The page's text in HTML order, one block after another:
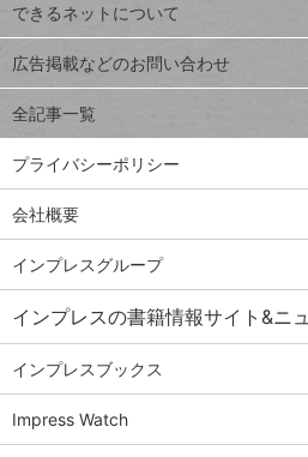
close
閉じ
る
Excel Q&A
トイアンナ流仕
事術
PowerAutomate
ではじめる業務
の完全自動化
AI議事録作成術
Windows 11
Q&A
Teams踏み込み
活用術
Excel講師の仕事
術
できるネットについて
広告掲載などのお問い合わせ
全記事一覧
プライバシーポリシー
会社概要
インプレスグループ
インプレスの書籍情報サイト&ニ
インプレスブックス
Impress Watch